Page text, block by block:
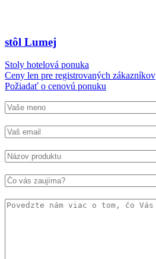
stôl Lumej
Stoly hotelová ponuka
Ceny len pre registrovaných zákazníkov
Požiadať o cenovú ponuku